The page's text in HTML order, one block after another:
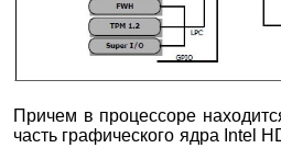
Причем в процессоре
часть графического ядра Intel